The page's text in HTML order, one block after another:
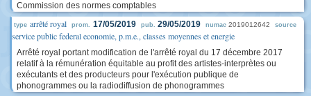
Commission des normes comptables
type arrêté royal prom. 17/05/2019 pub. 29/05/2019 numac 2019012642 source
service public federal economie, p.m.e., classes moyennes et energie
Arrêté royal portant modification de l'arrêté royal du 17 décembre 2017
relatif à la rémunération équitable au profit des artistes-interprètes ou
exécutants et des producteurs pour l'exécution publique de
phonogrammes ou la radiodiffusion de phonogrammes